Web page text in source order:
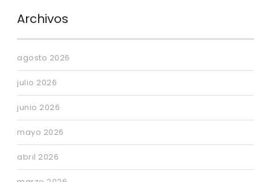
Archivos
agosto 2026
julio 2026
junio 2026
mayo 2026
abril 2026